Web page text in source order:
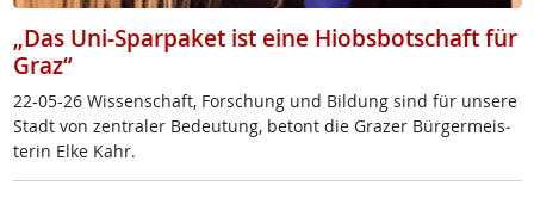
„Das Uni-Sparpaket ist eine Hiobsbotschaft für
Graz“
22-05-26 Wis­sen­schaft, For­schung und Bil­dung sind für un­se­re
Stadt von zen­tra­ler Be­deu­tung, be­tont die Gra­zer Bür­ger­meis­
te­rin El­ke Kahr.